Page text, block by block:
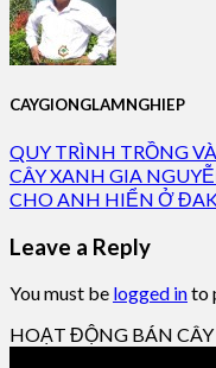
CAYGIONGLAMNGHIEP
QUY TRÌNH TRỒNG
CÂY XANH GIA
CHO ANH HIỂN Ở
Leave a Reply
You must be logged into
HOẠT ĐỘNG BÁN